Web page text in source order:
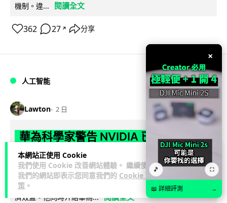
本網站正使用 Cookie
我們使用 Cookie 改善網站體驗。 繼續使用
我們的網站即表示您同意我們的 Cookie 政
策 。
機制。違...
閱讀全文
362 27 ↗ 分享
人工智能
Lawton 2 日
華為科學家警告 NVIDIA 已近物理極限
華為「韜定律」可繞過摩爾定律瓶頸
華為半導體首席科學家廖恒罕見接受近 5 小時專訪，警告
NVIDIA 等西方晶片巨頭正逼近物理極限，傳統製程升級已失經
濟效益。他同時介紹華為... 閱讀全文
×
🎵 ⛶
📖 詳細評測 →